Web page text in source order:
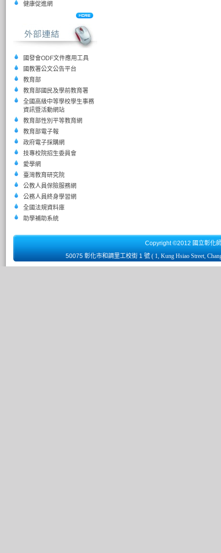
健康促進網
國發會ODF文件應用工具
國教署公文公告平台
教育部
教育部國民及學前教育署
全國高級中等學校學生事務
資訊暨活動網站
教育部性別平等教育網
教育部電子報
政府電子採購網
技專校院招生委員會
愛學網
臺灣教育研究院
公教人員保險服務網
公務人員終身學習網
全國法規資料庫
助學補助系統
Copyright ©2012 國立彰化
50075 彰化市和調里工校街 1 號 ( 1, Kung Hsiao Street,